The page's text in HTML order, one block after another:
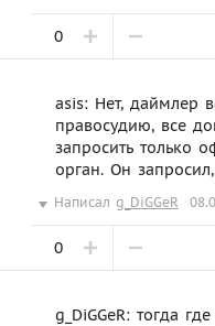
0
asis: Нет, даймлер
правосудию, все
запросить только
орган. Он
Написал g_DiGGeR
0
g_DiGGeR: тогда